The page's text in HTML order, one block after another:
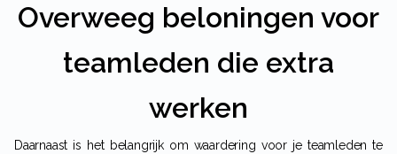
Overweeg beloningen voor
teamleden die extra
werken
Daarnaast is het belangrijk om waardering voor je teamleden te